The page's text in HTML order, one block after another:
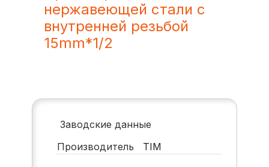
нержавеющей стали с
внутренней резьбой
15mm*1/2
Заводские данные
Производитель
TIM